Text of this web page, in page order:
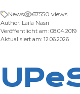
News 67550 views
Author: Laila Nasri
Veröffentlicht am: 08.04.2019
Aktualisiert am: 12.06.2026